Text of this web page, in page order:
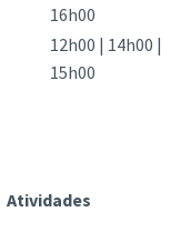
16h00
12h00 | 14h00 |
15h00
Atividades